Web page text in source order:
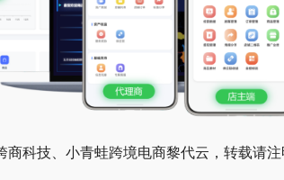
商科技、小青蛙跨境电商黎代云，转载请